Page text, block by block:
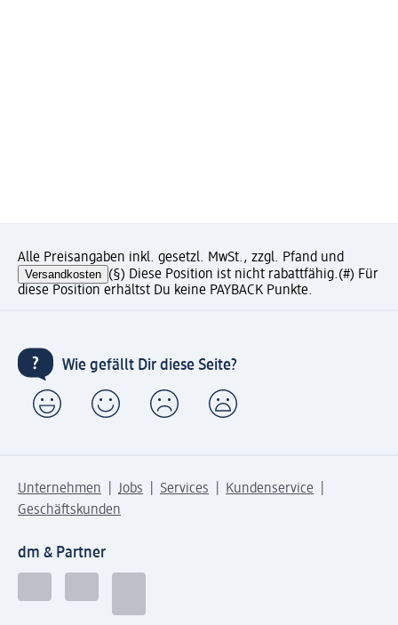
Alle Preisangaben inkl. gesetzl. MwSt., zzgl. Pfand und
Versandkosten (§) Diese Position ist nicht rabattfähig.(#) Für
diese Position erhältst Du keine PAYBACK Punkte.
Wie gefällt Dir diese Seite?
Unternehmen Jobs Services
Kundenservice
Geschäftskunden
dm & Partner